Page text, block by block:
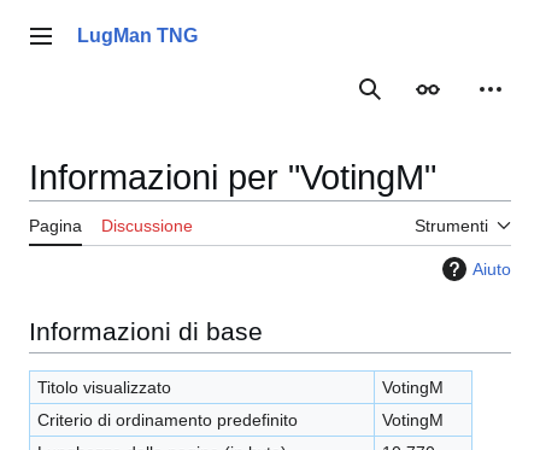
Menu principale
LugMan TNG
RicercaAspetto
Informazioni per "VotingM"
Pagina Discussione Strumenti
Aiuto
Informazioni di base
Titolo visualizzato
VotingM
Criterio di ordinamento predefinito
VotingM